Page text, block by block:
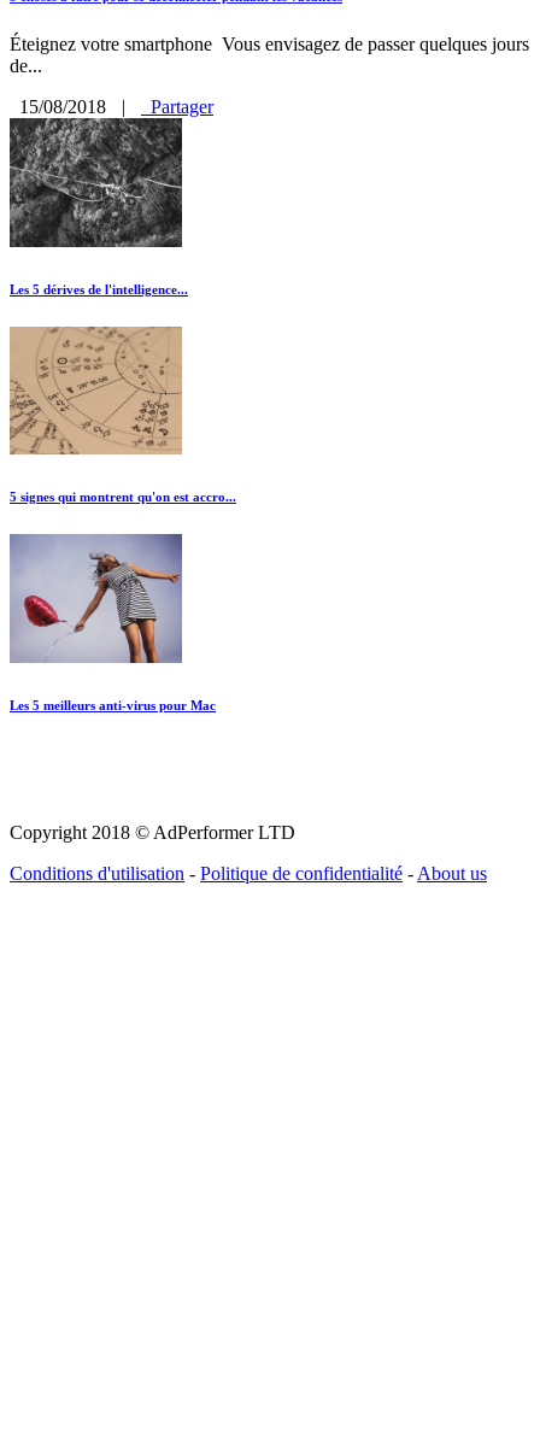
Éteignez votre smartphone Vous envisagez de passer quelques jours
de...
15/08/2018
| Partager
Les 5 dérives de l'intelligence...
5 signes qui montrent qu'on est accro...
Les 5 meilleurs anti-virus pour Mac
Copyright 2018 © AdPerformer LTD
Conditions d'utilisation - Politique de confidentialité - About us